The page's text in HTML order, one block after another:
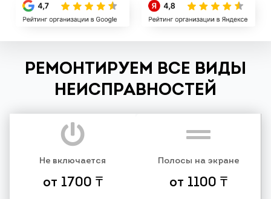
РЕМОНТИРУЕМ ВСЕ ВИДЫ
НЕИСПРАВНОСТЕЙ
Не включается
от 1700 ₸
Полосы на экране
от 1100 ₸